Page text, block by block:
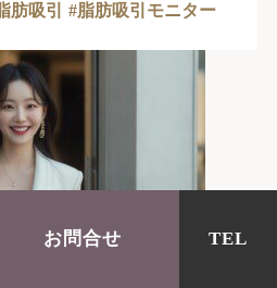
肪吸引 脂肪吸引モニター
お問合せ TEL